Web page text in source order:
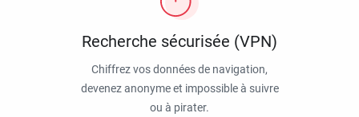
Recherche sécurisée (VPN)
Chiffrez vos données de navigation,
devenez anonyme et impossible à suivre
ou à pirater.